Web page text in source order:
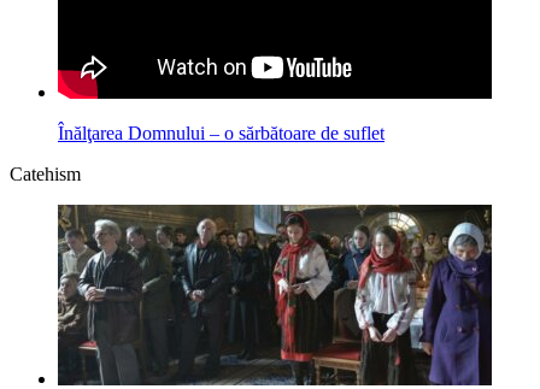
Înălţarea Domnului – o sărbătoare de suflet
Catehism